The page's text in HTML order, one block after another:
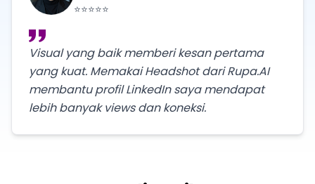
⭐⭐⭐⭐⭐
Visual yang baik memberi kesan pertama
yang kuat. Memakai Headshot dari Rupa.AI
membantu profil LinkedIn saya mendapat
lebih banyak views dan koneksi.